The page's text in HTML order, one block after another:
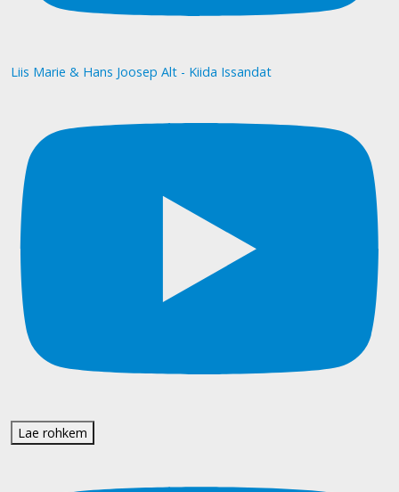
Liis Marie & Hans Joosep Alt - Kiida Issandat
Lae rohkem